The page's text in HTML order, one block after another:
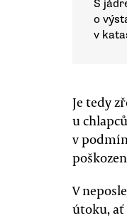
S
o
v
Je tedy
u
v
V
útoku, ať